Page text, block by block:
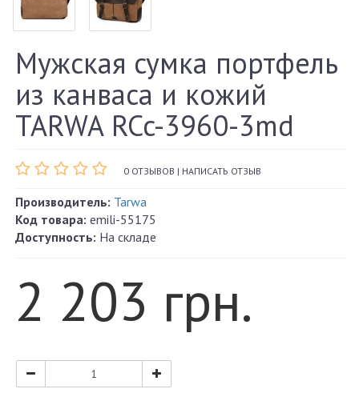
Мужская сумка портфель
из канваса и кожий
TARWA RCc-3960-3md
0 ОТЗЫВОВ | НАПИСАТЬ ОТЗЫВ
Производитель: Tarwa
Код товара: emili-55175
Доступность: На складе
2 203 грн.